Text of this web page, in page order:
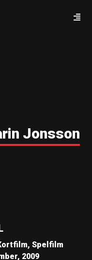
Jonsson
Spelfilm
2009